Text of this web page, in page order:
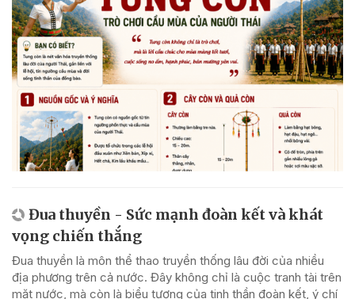
Đua thuyền - Sức mạnh đoàn kết và khát
vọng chiến thắng
Đua thuyền là môn thể thao truyền thống lâu đời của nhiều
địa phương trên cả nước. Đây không chỉ là cuộc tranh tài trên
mặt nước, mà còn là biểu tượng của tinh thần đoàn kết, ý chí